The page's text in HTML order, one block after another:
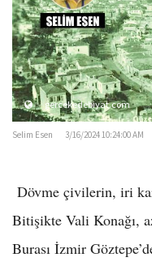
gercekedebiyat.com
Selim Esen 3/16/2024 10:24:00 AM
Dövme çivilerin, iri
Bitişikte Vali Konağı,
Burası İzmir